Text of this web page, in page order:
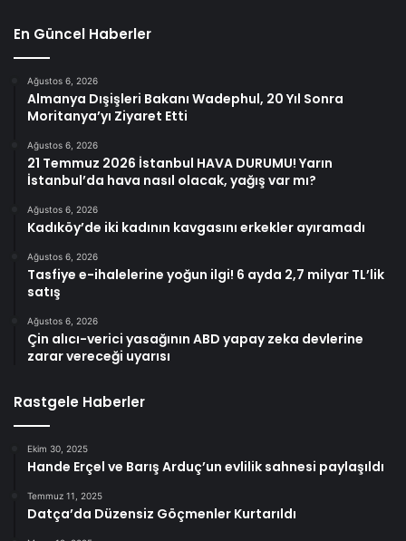
En Güncel Haberler
Ağustos 6, 2026
Almanya Dışişleri Bakanı Wadephul, 20 Yıl Sonra
Moritanya’yı Ziyaret Etti
Ağustos 6, 2026
21 Temmuz 2026 İstanbul HAVA DURUMU! Yarın
İstanbul’da hava nasıl olacak, yağış var mı?
Ağustos 6, 2026
Kadıköy’de iki kadının kavgasını erkekler ayıramadı
Ağustos 6, 2026
Tasfiye e-ihalelerine yoğun ilgi! 6 ayda 2,7 milyar TL’lik
satış
Ağustos 6, 2026
Çin alıcı-verici yasağının ABD yapay zeka devlerine
zarar vereceği uyarısı
Rastgele Haberler
Ekim 30, 2025
Hande Erçel ve Barış Arduç’un evlilik sahnesi paylaşıldı
Temmuz 11, 2025
Datça’da Düzensiz Göçmenler Kurtarıldı